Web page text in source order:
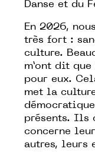
Danse et du
En 2026,
très fort :
culture.
m’ont dit
pour eux.
met la
présents. Ils
concerne
autres, leurs